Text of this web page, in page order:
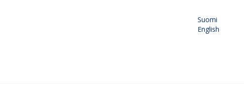
Suomi
English